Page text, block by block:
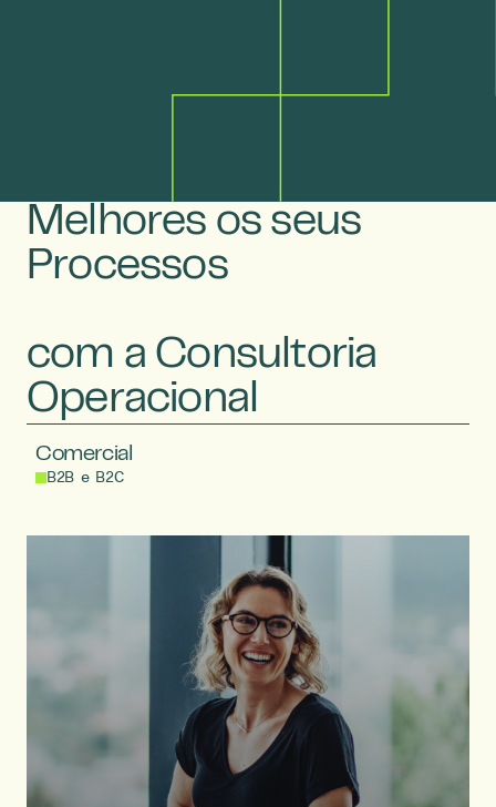
Melhores os seus
Processos
com a Consultoria
Operacional
Comercial
B2B e B2C